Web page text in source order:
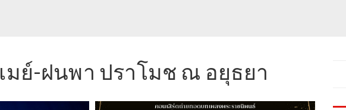
เมย์-ฝนพา ปราโมช ณ อยุธยา